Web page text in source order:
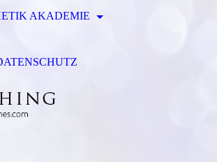
AKADEMIE